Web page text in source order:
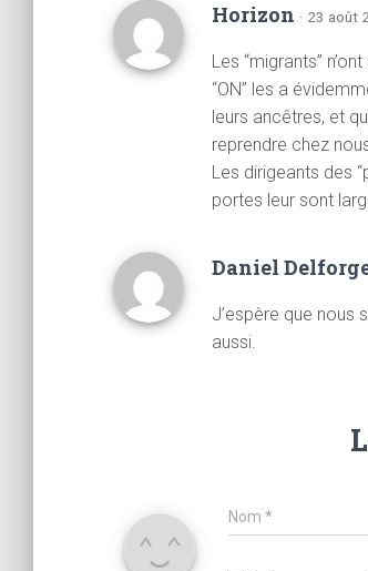
Horizon · 23 août
Les “migrants”
“ON” les a
leurs ancêtres, et
reprendre chez
Les dirigeants des
portes leur sont
Daniel
J’espère que nous
aussi.
Nom *